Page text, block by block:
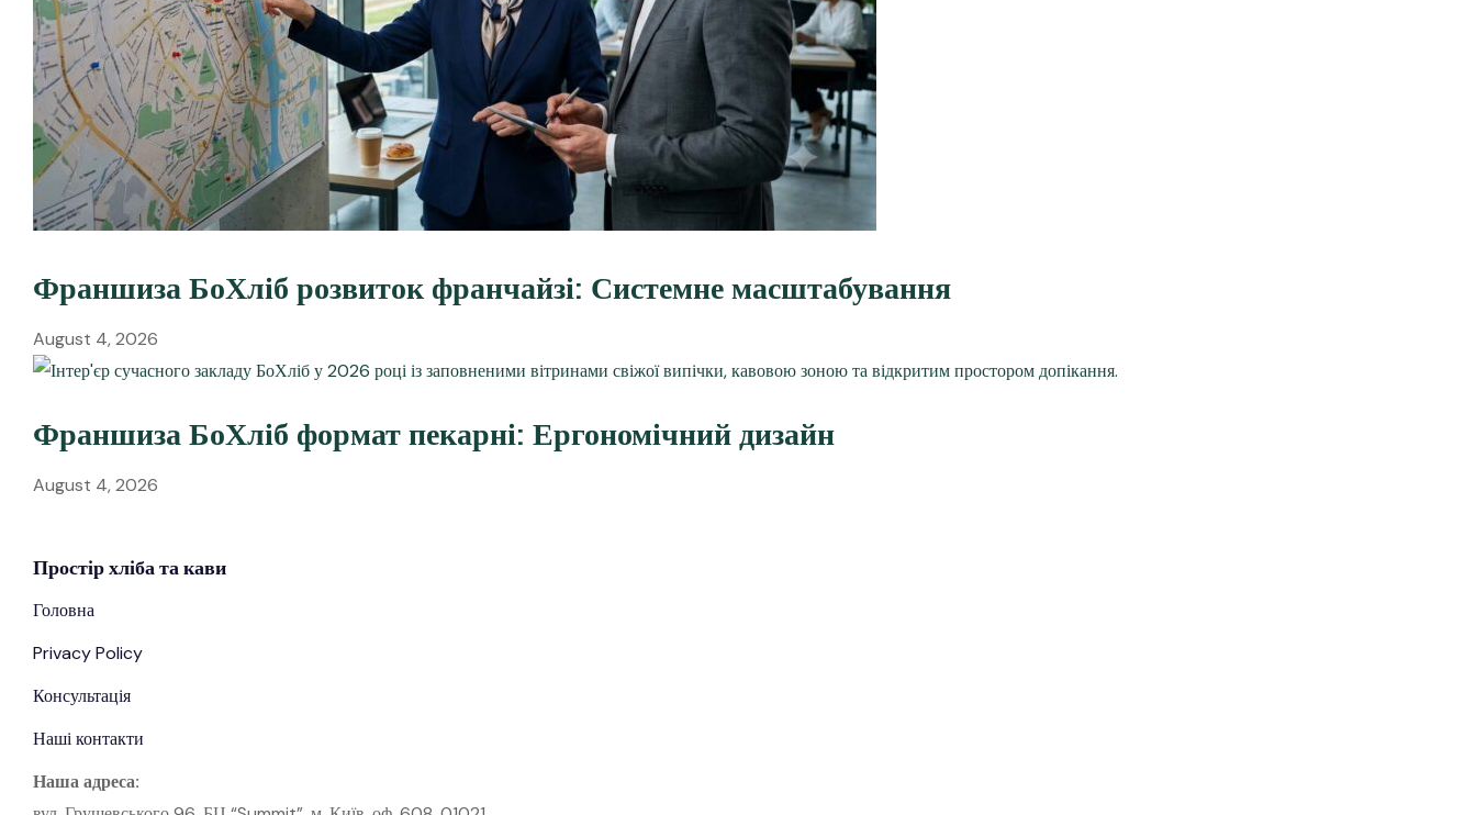
Франшиза БоХліб розвиток франчайзі: Системне масштабування
August 4, 2026
Франшиза БоХліб формат пекарні: Ергономічний дизайн
August 4, 2026
Простірхлібата кави
Головна
Privacy Policy
Консультація
Наші контакти
Наша адреса: